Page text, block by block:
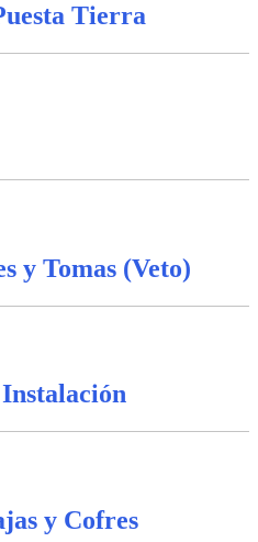
Tierra
y Tomas (Veto)
y Cofres